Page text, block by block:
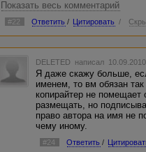
Так я ж теперь из вредности
эту статью :)
ЗЫ: Я, кстати, почитав такие
считала. Спасибо, батя, за науку
Показать весь комментарий
#22 Ответить / Цитировать /
DELETED написал
Я даже скажу больше,
именем, то вм обязан
копирайтер не помещает
размещать, но
право автора на имя не
чему иному.
#24 Ответить /